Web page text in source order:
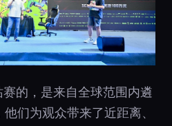
的，是来自全球范围内遴
们为观众带来了近距离、